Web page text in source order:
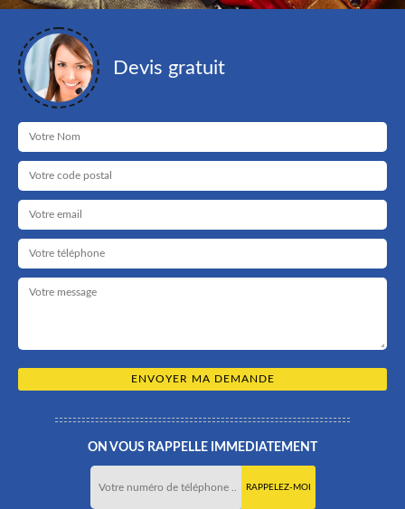
Devis gratuit
ON VOUS RAPPELLE IMMEDIATEMENT